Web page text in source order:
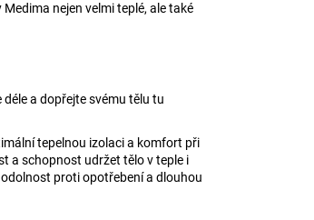
nejen velmi teplé, ale také
a dopřejte svému tělu tu
tepelnou izolaci a komfort při
a schopnost udržet tělo v teple i
proti opotřebení a dlouhou